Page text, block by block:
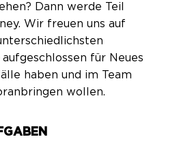
Dann werde Teil
Wir freuen uns auf
für Neues
haben und im Team
wollen.